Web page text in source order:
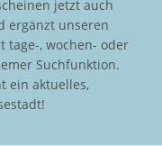
jetzt auch
ergänzt unseren
tage-, wochen- oder
Suchfunktion.
ein aktuelles,